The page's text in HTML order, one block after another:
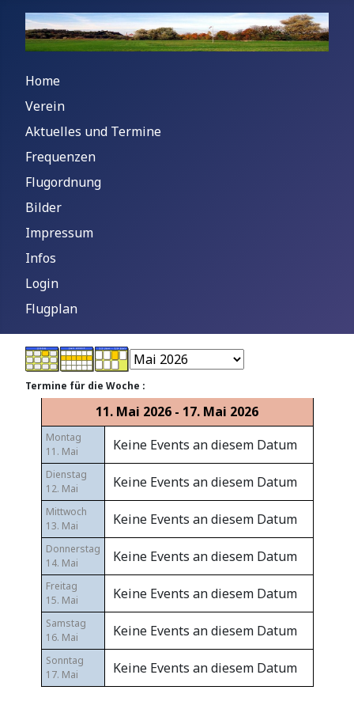
Home
Verein
Aktuelles und Termine
Frequenzen
Flugordnung
Bilder
Impressum
Infos
Login
Flugplan
Termine für die Woche :
11. Mai 2026 - 17. Mai 2026
Montag
11. Mai
Keine Events an diesem Datum
Dienstag
12. Mai
Keine Events an diesem Datum
Mittwoch
13. Mai
Keine Events an diesem Datum
Donnerstag
14. Mai
Keine Events an diesem Datum
Freitag
15. Mai
Keine Events an diesem Datum
Samstag
16. Mai
Keine Events an diesem Datum
Sonntag
17. Mai
Keine Events an diesem Datum